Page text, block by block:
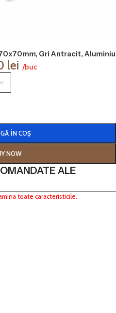
Gri Antracit, Aluminiu
lei /buc
ÎN COȘ
NOW
ALE
toate caracteristicile.